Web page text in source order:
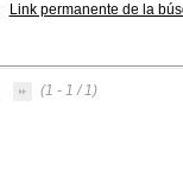
Link permanente de la
(1 - 1 / 1)